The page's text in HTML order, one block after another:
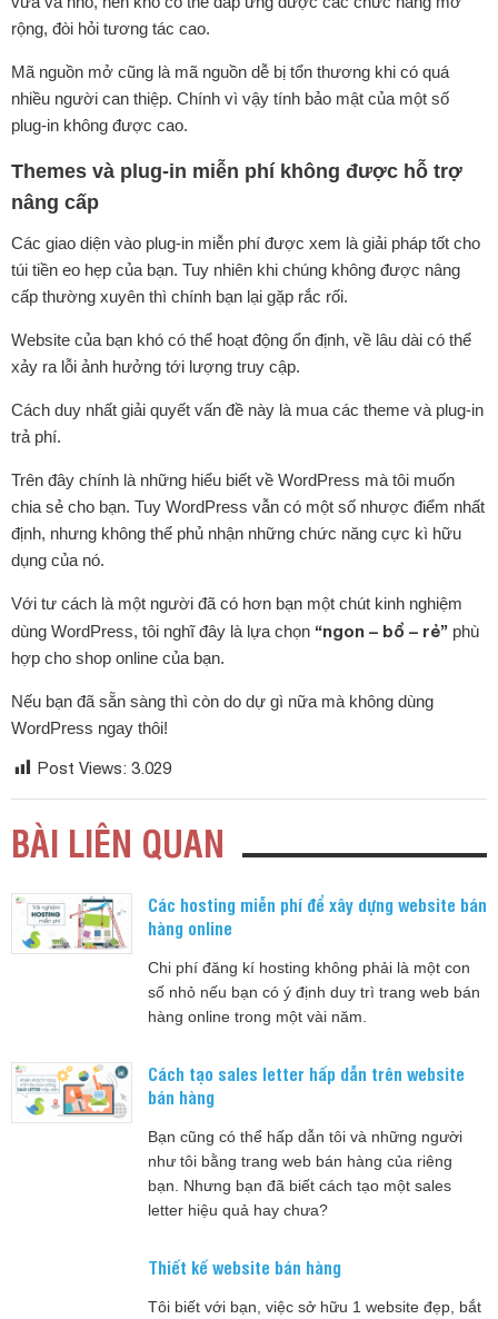
rộng, đòi hỏi tương tác cao.
Mã nguồn mở cũng là mã nguồn dễ bị tổn thương khi có quá
nhiều người can thiệp. Chính vì vậy tính bảo mật của một số
plug-in không được cao.
Themes và plug-in miễn phí không được hỗ trợ
nâng cấp
Các giao diện vào plug-in miễn phí được xem là giải pháp tốt cho
túi tiền eo hẹp của bạn. Tuy nhiên khi chúng không được nâng
cấp thường xuyên thì chính bạn lại gặp rắc rối.
Website của bạn khó có thể hoạt động ổn định, về lâu dài có thể
xảy ra lỗi ảnh hưởng tới lượng truy cập.
Cách duy nhất giải quyết vấn đề này là mua các theme và plug-in
trả phí.
Trên đây chính là những hiểu biết về WordPress mà tôi muốn
chia sẻ cho bạn. Tuy WordPress vẫn có một số nhược điểm nhất
định, nhưng không thể phủ nhận những chức năng cực kì hữu
dụng của nó.
Với tư cách là một người đã có hơn bạn một chút kinh nghiệm
dùng WordPress, tôi nghĩ đây là lựa chọn “ngon – bổ – rẻ” phù
hợp cho shop online của bạn.
Nếu bạn đã sẵn sàng thì còn do dự gì nữa mà không dùng
WordPress ngay thôi!
Post Views: 3.029
BÀI LIÊN QUAN
Các hosting miễn phí để xây dựng website bán
hàng online
Chi phí đăng kí hosting không phải là một con
số nhỏ nếu bạn có ý định duy trì trang web bán
hàng online trong một vài năm.
Cách tạo sales letter hấp dẫn trên website
bán hàng
Bạn cũng có thể hấp dẫn tôi và những người
như tôi bằng trang web bán hàng của riêng
bạn. Nhưng bạn đã biết cách tạo một sales
letter hiệu quả hay chưa?
Thiết kế website bán hàng
Tôi biết với bạn, việc sở hữu 1 website đẹp, bắt